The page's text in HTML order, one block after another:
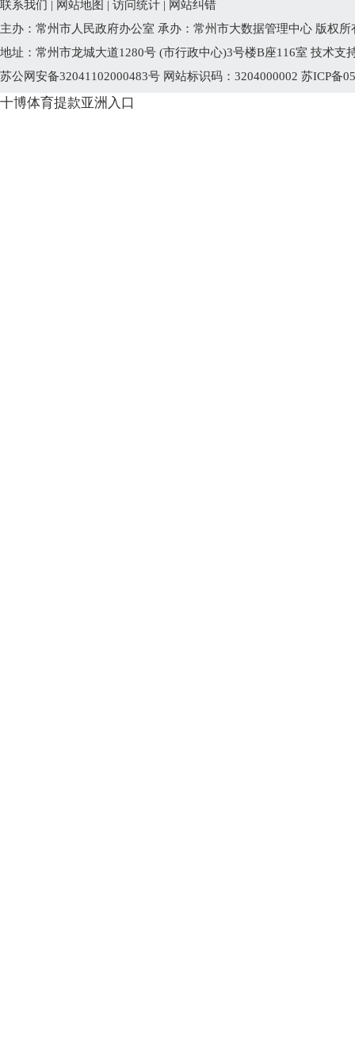
联系我们 | 网站地图 | 访问统计 | 网站纠错
主办：常州市人民政府办公室 承办：常州市大数据管理中心 版权
地址：常州市龙城大道1280号 (市行政中心)3号楼B座116室 技术支
苏公网安备32041102000483号 网站标识码：3204000002 苏ICP备
十博体育提款亚洲入口